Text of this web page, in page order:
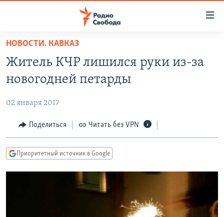
упрощенного
доступа
основному
Вернутся
главной
навигации
Вернутся
ЦИТАТЫ СВОБОДЫ
МНЕНИЯ
IDEL.РЕАЛИИ
НОВОСТИ. КАВКАЗ
Житель КЧР лишился руки из-за
новогодней петарды
02 января 2017
Поделиться Читать без VPN
Приоритетный источник в Google